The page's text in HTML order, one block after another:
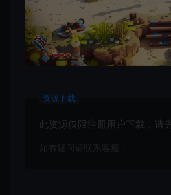
资源下载
此资源仅限注册用户下载，请先
如有疑问请联系客服！